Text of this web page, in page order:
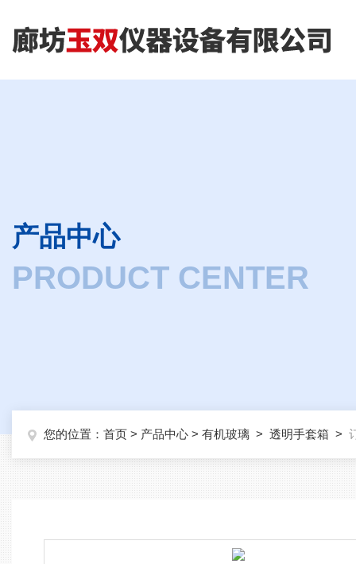
产品中心
PRODUCT CENTER
您的位置： 首页 > 产品中心 > 有机玻璃 > 透明手套箱 >